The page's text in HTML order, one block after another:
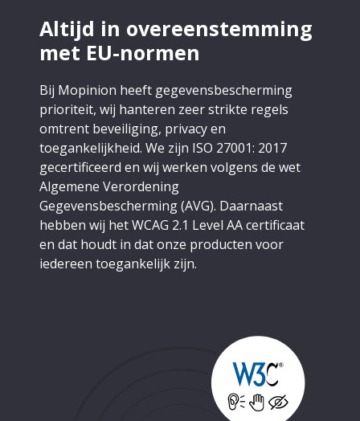
Altijd in overeenstemming
met EU-normen
Bij Mopinion heeft gegevensbescherming
prioriteit, wij hanteren zeer strikte regels
omtrent beveiliging, privacy en
toegankelijkheid. We zijn ISO 27001: 2017
gecertificeerd en wij werken volgens de wet
Algemene Verordening
Gegevensbescherming (AVG). Daarnaast
hebben wij het WCAG 2.1 Level AA certificaat
en dat houdt in dat onze producten voor
iedereen toegankelijk zijn.